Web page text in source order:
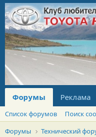
Форумы Реклама
Список форумов
Поиск
Форумы
Технический